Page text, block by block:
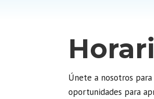
Únete a nosotros
oportunidades para